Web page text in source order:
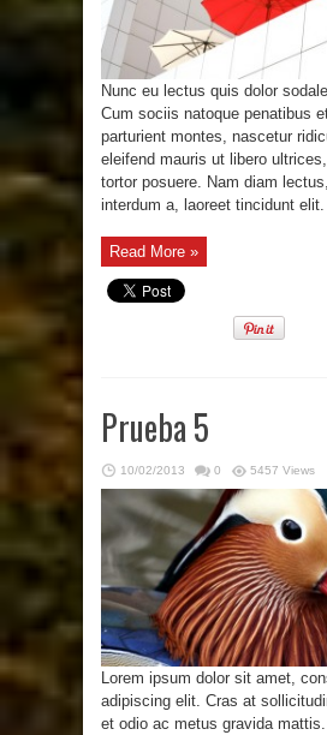
Nunc eu lectus quis dolor
Cum sociis natoque penatibus
parturient montes, nascetur
eleifend mauris ut libero
tortor posuere. Nam diam
interdum a, laoreet tincidunt elit.
Read More »
Prueba 5
10/02/2013 0 5457 Views
Lorem ipsum dolor sit amet,
adipiscing elit. Cras at
et odio ac metus gravida